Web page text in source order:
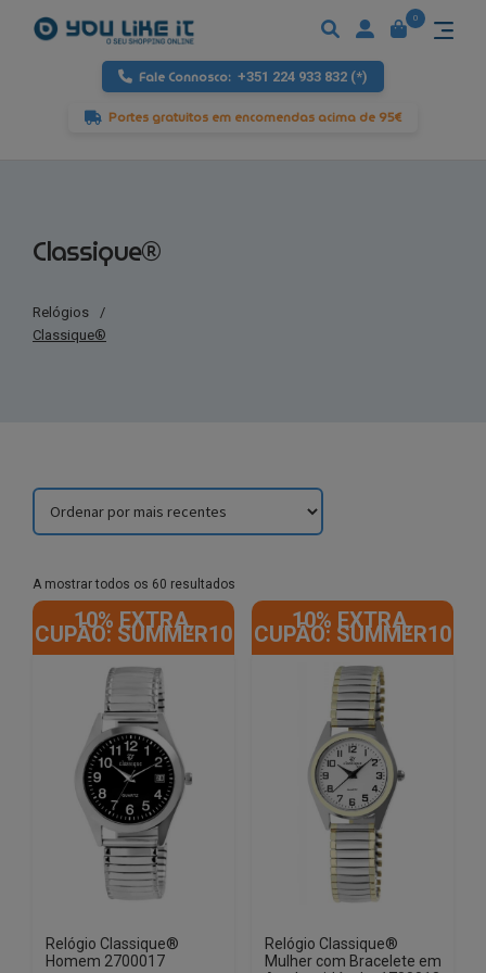
Fale Connosco: +351 224 933 832 (*)
Portes gratuitos em encomendas acima de 95€
0
Classique®
Relógios
/
Classique®
A mostrar todos os 60 resultados
latest
10% EXTRA,
CUPÃO: SUMMER10
Relógio Classique®
Homem 2700017
10% EXTRA,
CUPÃO: SUMMER10
Relógio Classique®
Mulher com Bracelete em